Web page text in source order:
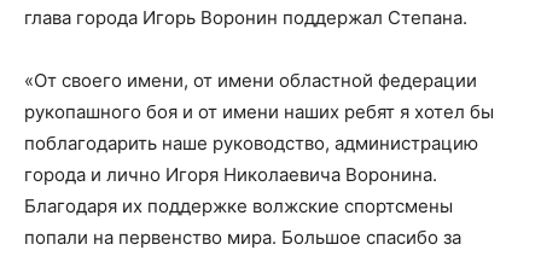
глава города Игорь Воронин поддержал Степана.
«От своего имени, от имени областной федерации
рукопашного боя и от имени наших ребят я хотел бы
поблагодарить наше руководство, администрацию
города и лично Игоря Николаевича Воронина.
Благодаря их поддержке волжские спортсмены
попали на первенство мира. Большое спасибо за